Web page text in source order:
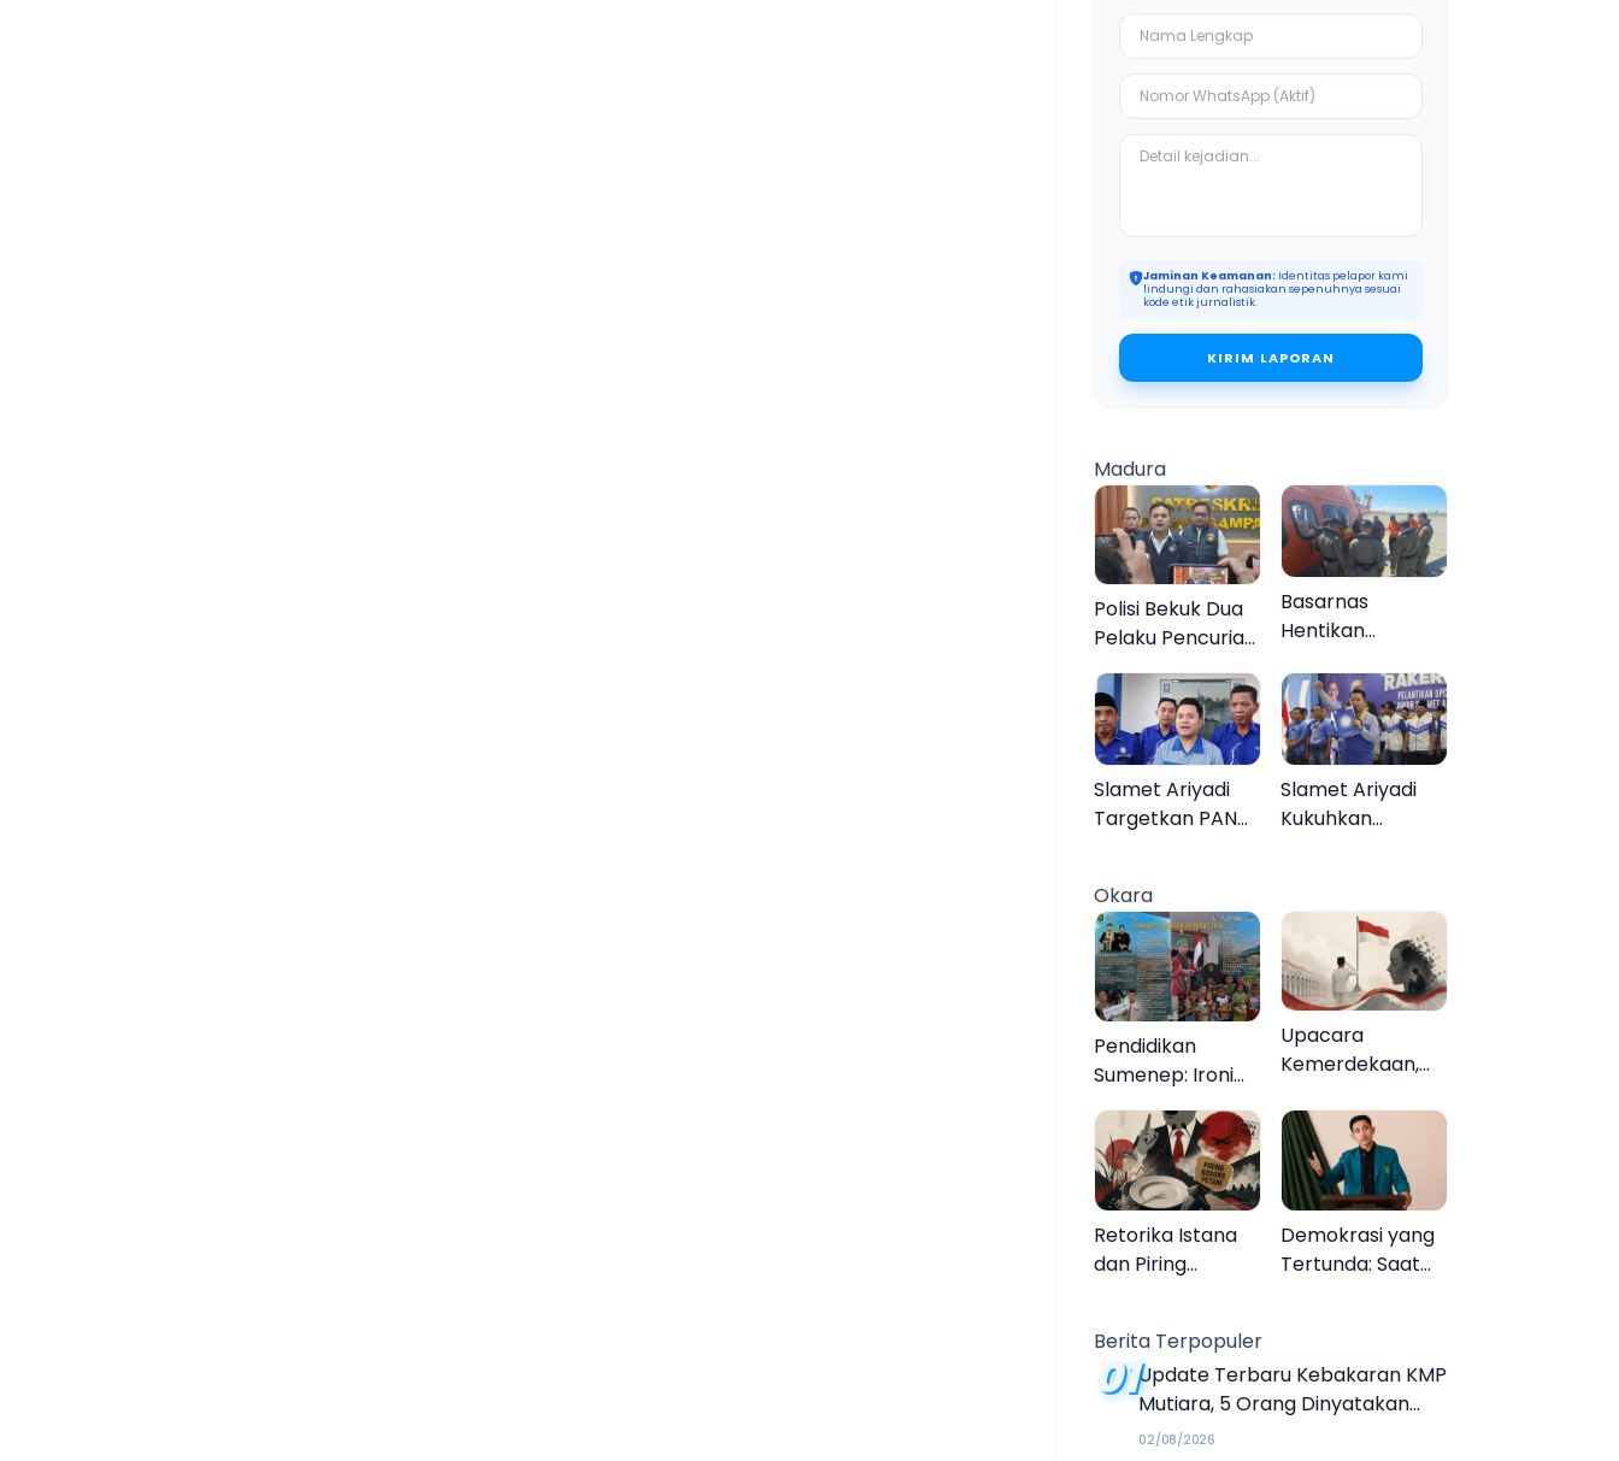
Jaminan Keamanan: Identitas pelapor kami
lindungi dan rahasiakan sepenuhnya sesuai
kode etik jurnalistik.
KIRIM LAPORAN
Madura
Polisi Bekuk Dua
Pelaku Pencurian
Motor di
Bajrasokah
Sampang
Basarnas
Hentikan
KMP Mutiara
Sentosa II, Empat
Orang Masih
Hilang
Slamet Ariyadi
Targetkan PAN
Sumenep pada
2029
Slamet Ariyadi
Kukuhkan
Targetkan Gerak
Cepat Bantu
Rakyat
Okara
Pendidikan
Sumenep: Ironi
13.095 Anak Tidak
Sekolah
Menyaksikan
Semarak Festival
Kalender Event
2026
Upacara
Kemerdekaan,
Melupakan
Retorika Istana
dan Piring
Demokrasi yang
Tertunda: Saat
Berita Terpopuler
01Update Terbaru Kebakaran KMP
Mutiara, 5 Orang Dinyatakan
Tewas
02/08/2026